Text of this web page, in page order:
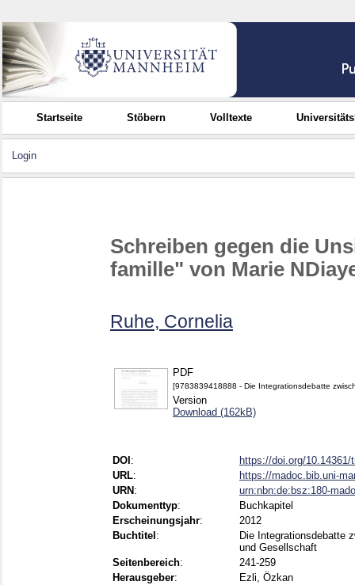
Startseite Stöbern Volltexte
Login
Schreiben gegen die
famille" von Marie
Ruhe, Cornelia
PDF
[9783839418888 - Die Integrationsdebatte
Version
Download (162kB)
DOI :
https://doi.org/
URL:
https://madoc.bib.uni-
URN :
urn:nbn:de:bsz:180-
Dokumenttyp:
Buchkapitel
Erscheinungsjahr:
2012
Buchtitel :
Die Integrationsdebatte
und Gesellschaft
Seitenbereich:
241-259
Herausgeber:
Ezli, Özkan